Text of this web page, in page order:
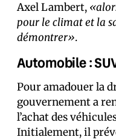
Axel Lambert,
pour le climat et la
démontrer».
Automobile :
Pour amadouer la
gouvernement a
l’achat des
Initialement, il